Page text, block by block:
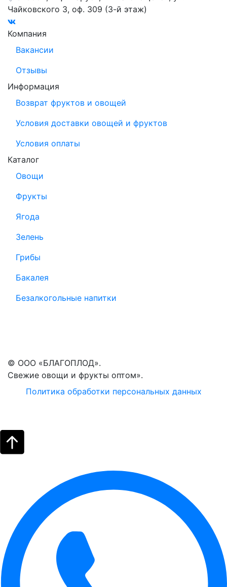
Чайковского 3, оф. 309 (3-й этаж)
Компания
Вакансии
Отзывы
Информация
Возврат фруктов и овощей
Условия доставки овощей и фруктов
Условия оплаты
Каталог
Овощи
Фрукты
Ягода
Зелень
Грибы
Бакалея
Безалкогольные напитки
© ООО «БЛАГОПЛОД».
Свежие овощи и фрукты оптом».
Политика обработки персональных данных